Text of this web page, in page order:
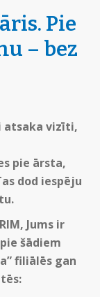
Pie
– bez
atsaka vizīti,
pie ārsta,
dod iespēju
Jums ir
šādiem
filiālēs gan